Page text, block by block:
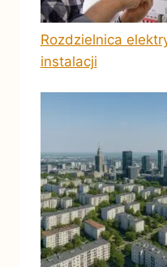
Rozdzielnica
instalacji